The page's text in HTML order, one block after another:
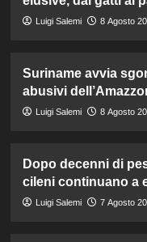
Luigi Salemi 8 Agosto
Suriname avvia
abusivi
Luigi Salemi 8 Agosto
Dopo decenni di
cileni continuano a
Luigi Salemi 7 Agosto